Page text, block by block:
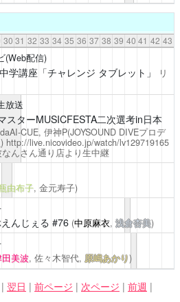
30 31 32 33 34 35 36 37 38 39 40 41 42 43
(Web配信)
学講座「チャレンジ タブレット」
リ
放送
スターMUSICFESTA二次選考in日本
CUE, 伊神P(JOYSOUND DIVEプロデ
http://live.nicovideo.jp/watch/lv129719165
んさん通り店より生中継
由布子, 金元寿子)
んじぇる #76 (中原麻衣,浅倉杏美)
美波, 佐々木智代, 原嶋あかり)
| 翌日 | 前ページ | 次ページ | 前週 |